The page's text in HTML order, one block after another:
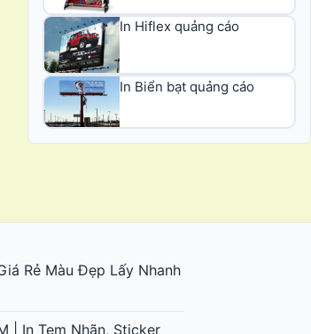
In Hiflex quảng cáo
In Biển bạt quảng cáo
Rẻ Màu Đẹp Lấy Nhanh
| In Tem Nhãn, Sticker